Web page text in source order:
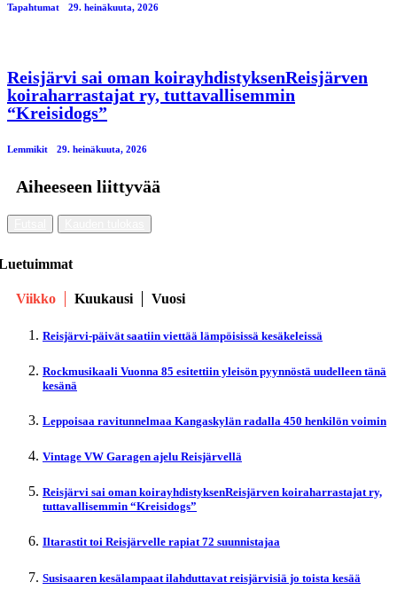
Tapahtumat 29. heinäkuuta, 2026
Reisjärvi sai oman koirayhdistyksenReisjärven
koiraharrastajat ry, tuttavallisemmin
“Kreisidogs”
Lemmikit 29. heinäkuuta, 2026
Aiheeseen liittyvää
Viikko Kuukausi Vuosi
Reisjärvi-päivät saatiin viettää lämpöisissä kesäkeleissä
Rockmusikaali Vuonna 85 esitettiin yleisön pyynnöstä uudelleen tänä
kesänä
Leppoisaa ravitunnelmaa Kangaskylän radalla 450 henkilön voimin
Vintage VW Garagen ajelu Reisjärvellä
Reisjärvi sai oman koirayhdistyksenReisjärven koiraharrastajat ry,
tuttavallisemmin “Kreisidogs”
Iltarastit toi Reisjärvelle rapiat 72 suunnistajaa
Susisaaren kesälampaat ilahduttavat reisjärvisiä jo toista kesää